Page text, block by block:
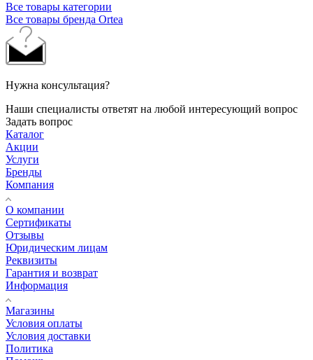
Все товары категории
Все товары бренда Ortea
Нужна консультация?
Наши специалисты ответят на любой интересующий вопрос
Задать вопрос
Каталог
Акции
Услуги
Бренды
Компания
О компании
Сертификаты
Отзывы
Юридическим лицам
Реквизиты
Гарантия и возврат
Информация
Магазины
Условия оплаты
Условия доставки
Политика